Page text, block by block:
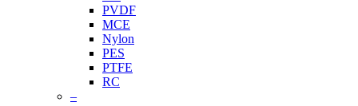
PVDF
MCE
Nylon
PES
PTFE
RC
–